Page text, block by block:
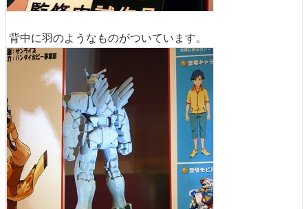
背中に羽のようなものがついています。